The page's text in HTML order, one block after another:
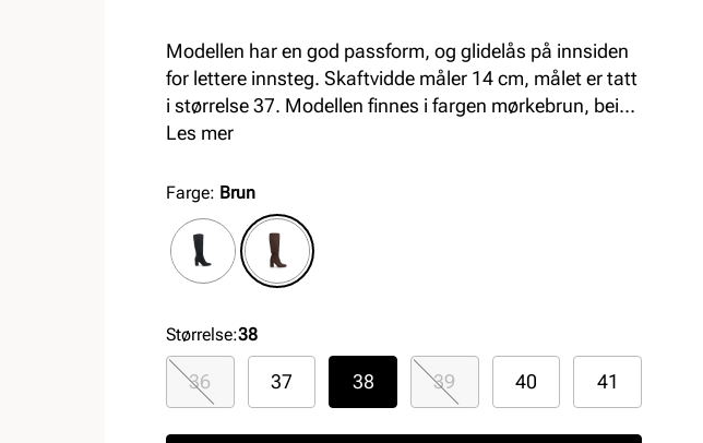
Modellen har en god passform, og glidelås på innsiden
for lettere innsteg. Skaftvidde måler 14 cm, målet er tatt
i størrelse 37. Modellen finnes i fargen mørkebrun, beige
og sort.
Les mer
Farge: Brun
Størrelse:38
36 37 38 39 40 41